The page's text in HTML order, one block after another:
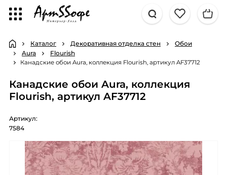
Каталог Декоративная отделка стен
Обои
Aura
Flourish
Канадские обои Aura, коллекция Flourish, артикул AF37712
Канадские обои Aura, коллекция
Flourish, артикул AF37712
Артикул:
7584